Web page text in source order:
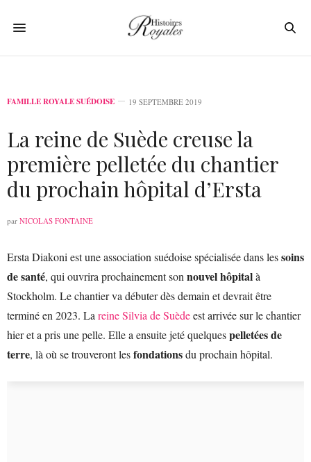
FAMILLE ROYALE SUÉDOISE 19 SEPTEMBRE 2019
La reine de Suède creuse la
première pelletée du chantier
du prochain hôpital d’Ersta
par NICOLAS FONTAINE
Ersta Diakoni est une association suédoise spécialisée dans lessoins
de santé, qui ouvrira prochainement son nouvel hôpitalà
Stockholm. Le chantier va débuter dès demain et devrait être
terminé en 2023. La reine Silvia de Suèdeest arrivée sur le chantier
hier et a pris une pelle. Elle a ensuite jeté quelquespelletées de
terre, là où se trouveront lesfondationsdu prochain hôpital.